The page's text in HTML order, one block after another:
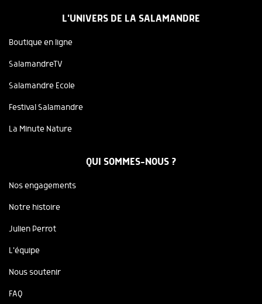
L'UNIVERS DE LA SALAMANDRE
Boutique en ligne
SalamandreTV
Salamandre Ecole
Festival Salamandre
La Minute Nature
QUI SOMMES-NOUS ?
Nos engagements
Notre histoire
Julien Perrot
L'équipe
Nous soutenir
FAQ